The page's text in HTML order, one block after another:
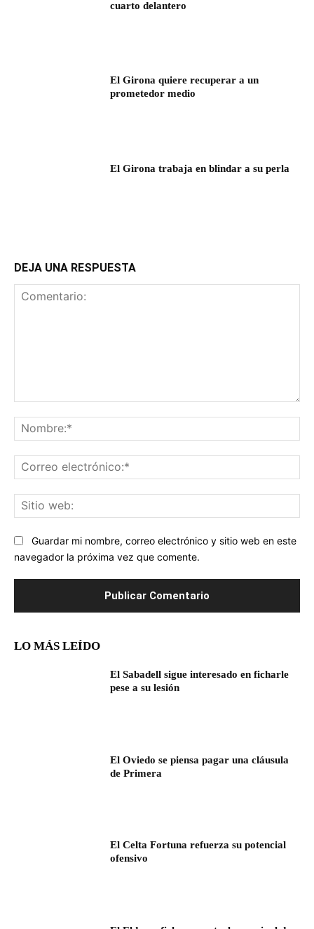
cuarto delantero
El Girona quiere recuperar a un
prometedor medio
El Girona trabaja en blindar a su perla
DEJA UNA RESPUESTA
Guardar mi nombre, correo electrónico y sitio web en este
navegador la próxima vez que comente.
LO MÁS LEÍDO
El Sabadell sigue interesado en ficharle
pese a su lesión
El Oviedo se piensa pagar una cláusula
de Primera
El Celta Fortuna refuerza su potencial
ofensivo